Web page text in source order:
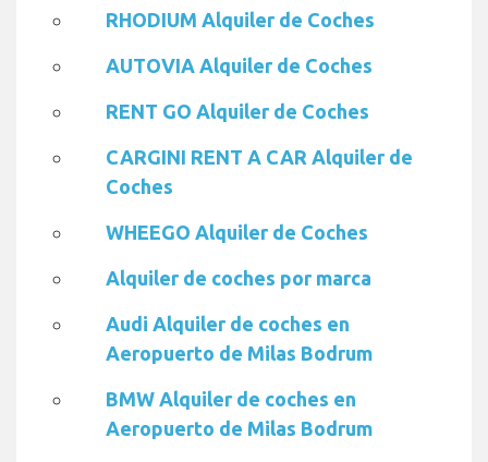
RHODIUM Alquiler de Coches
AUTOVIA Alquiler de Coches
RENT GO Alquiler de Coches
CARGINI RENT A CAR Alquiler de
Coches
WHEEGO Alquiler de Coches
Alquiler de coches por marca
Audi Alquiler de coches en
Aeropuerto de Milas Bodrum
BMW Alquiler de coches en
Aeropuerto de Milas Bodrum